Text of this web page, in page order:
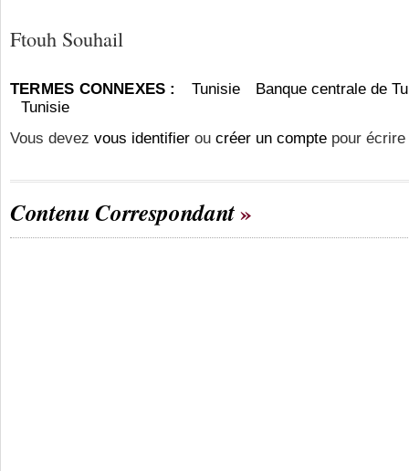
Ftouh Souhail
TERMES CONNEXES : Tunisie
Banque centrale de
Tunisie
Vous devez vous identifier ou créer un compte pour
Contenu Correspondant